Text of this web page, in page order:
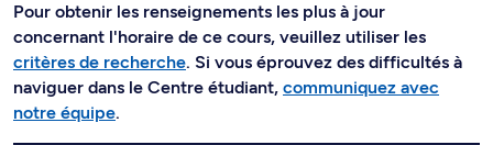
Pour obtenir les renseignements les plus à jour
concernant l'horaire de ce cours, veuillez utiliser les
critères de recherche. Si vous éprouvez des difficultés à
naviguer dans le Centre étudiant, communiquez avec
notre équipe.